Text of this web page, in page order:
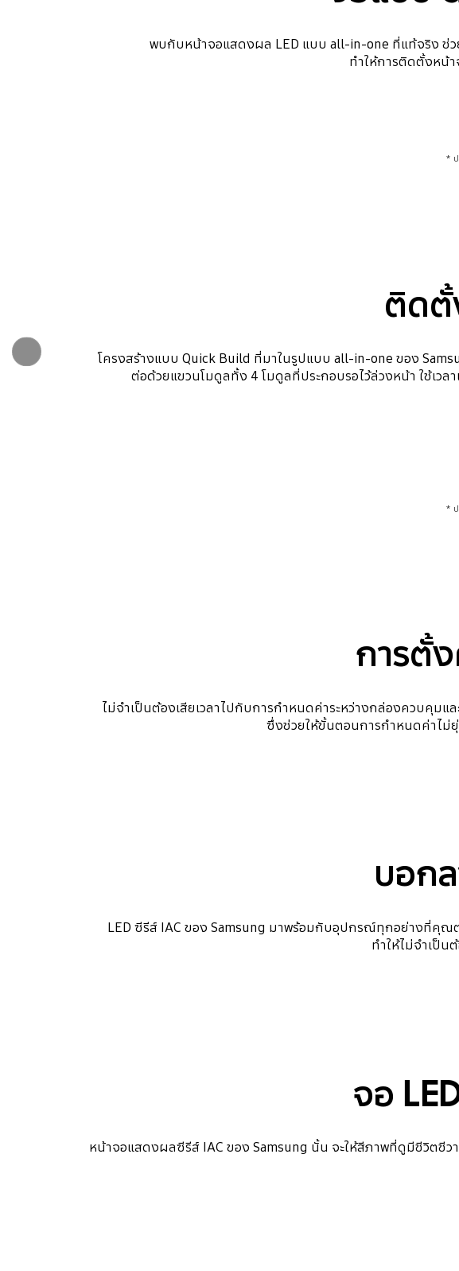
พบกับหน้าจอแสดงผล LED แบบ all-in-one ที่แท้จริง ช่ว
ทำให้การติดตั้งหน้า
* ป
ติดตั้
โครงสร้างแบบ Quick Build ที่มาในรูปแบบ all-in-one ของ
ต่อด้วยแขวนโมดูลทั้ง 4 โมดูลที่ประกอบรอไว้ล่วงหน้า ใช้เ
* ป
การตั้
ไม่จำเป็นต้องเสียเวลาไปกับการกำหนดค่าระหว่างกล่องควบคุมแ
ซึ่งช่วยให้ขั้นตอนการกำหนดค่าไม่
บอก
LED ซีรีส์ IAC ของ Samsung มาพร้อมกับอุปกรณ์ทุกอย่างที่คุณ
ทำให้ไม่จำเป็น
จอ
หน้าจอแสดงผลซีรีส์ IAC ของ Samsung นั้น จะให้สีภาพที่ดูมีชีวิตชี